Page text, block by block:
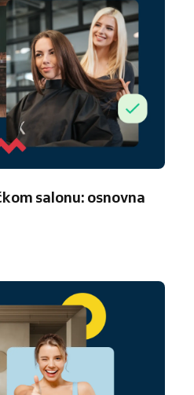
salonu: osnovna